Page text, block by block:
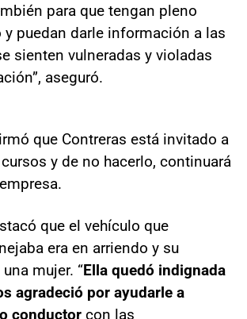
para que tengan pleno
puedan darle información a las
sienten vulneradas y violadas
aseguró.
que Contreras está invitado a
y de no hacerlo, continuará
que el vehículo que
era en arriendo y su
mujer. “Ella quedó indignada
agradeció por ayudarle a
conductor con las